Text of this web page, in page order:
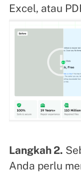
Excel, atau
Langkah 2.
Anda perlu